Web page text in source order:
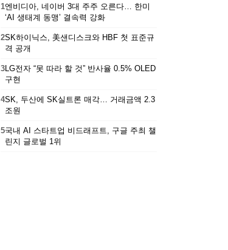
1엔비디아, 네이버 3대 주주 오른다… 한미
‘AI 생태계 동맹’ 결속력 강화
2SK하이닉스, 美샌디스크와 HBF 첫 표준규
격 공개
3LG전자 “못 따라 할 것” 반사율 0.5% OLED
구현
4SK, 두산에 SK실트론 매각… 거래금액 2.3
조원
5국내 AI 스타트업 비드래프트, 구글 주최 챌
린지 글로벌 1위